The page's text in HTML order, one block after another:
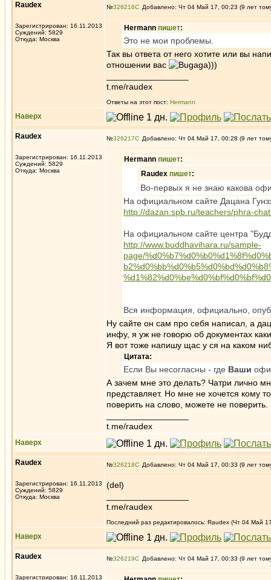
Raudex
Зарегистрирован: 16.11.2013
Суждений: 5829
Откуда: Москва
№326216 Добавлено: Чт 04 Май 17, 00:23 (9 лет
Hermann пишет:
Это не мои проблемы.
Так вы ответа от него хотите или вы
отношении вас
)))
t.me/raudex
Ответы на этот пост: Hermann
Наверх
Raudex
Зарегистрирован: 16.11.2013
Суждений: 5829
Откуда: Москва
№326217 Добавлено: Чт 04 Май 17, 00:28 (9 лет
Hermann пишет:
Raudex пишет:
Во-первых я не знаю какова
На официальном сайте Дацана
http://dazan.spb.ru/teachers/phra-
На официальном сайте центра
http://www.buddhavihara.ru/sample-
page/
Вся информация, официально,
Ну сайте он сам про себя написал, а
инфу, я уж не говорю об документах
Я вот тоже напишу щас у ся на каком
Цитата:
Если Вы несогласны - где Ваши
А зачем мне это делать? Чатри лично
представляет. Но мне не хочется кому
поверить на слово, можете не поверить.
t.me/raudex
Наверх
Raudex
Зарегистрирован: 16.11.2013
Суждений: 5829
Откуда: Москва
№326218 Добавлено: Чт 04 Май 17, 00:33 (9 лет
(del)
t.me/raudex
Последний раз редактировалось: Raudex (Чт 04 Май
Наверх
Raudex
Зарегистрирован: 16.11.2013
№326219 Добавлено: Чт 04 Май 17, 00:33 (9 лет